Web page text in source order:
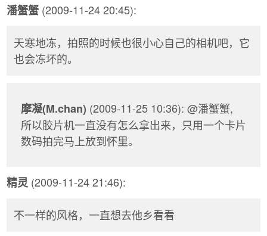
潘蟹蟹 (2009-11-24 20:45):
天寒地冻，拍照的时候也很小心自己的相机吧，它
也会冻坏的。
摩凝(M.chan) (2009-11-25 10:36): @潘蟹蟹,
所以胶片机一直没有怎么拿出来，只用一个卡片
数码拍完马上放到怀里。
精灵 (2009-11-24 21:46):
不一样的风格，一直想去他乡看看